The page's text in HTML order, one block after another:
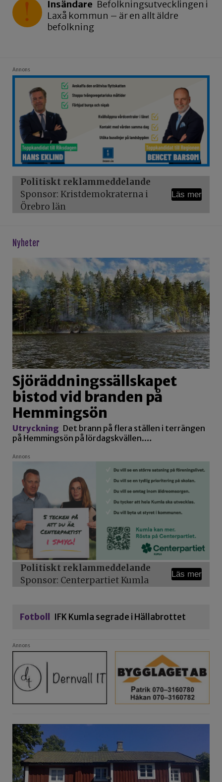
Insändare Befolkningsutvecklingen i
Laxå kommun – är en allt äldre
befolkning
Annons
Politiskt reklammeddelande
Sponsor: Kristdemokraterna i
Örebro län
Läs mer
Nyheter
Sjöräddningssällskapet
bistod vid branden på
Hemmingsön
Utryckning Det brann på flera ställen i terrängen
på Hemmingsön på lördagskvällen.…
Annons
Politiskt reklammeddelande
Sponsor: Centerpartiet Kumla
Läs mer
Fotboll IFK Kumla segrade i Hällabrottet
Annons